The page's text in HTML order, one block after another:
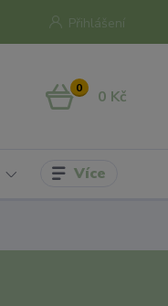
Přihlášení
0 0 Kč
Více